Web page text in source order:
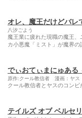
オレ、魔王だけどバレ
八汐ごよう
魔王業に疲れた現職の魔王
カ小悪魔「ミスト」が魔界
でぃおてぃまにゅある
原作:クール教信者 漫画：ヤス
クール教信者とヤスのコン
テイルズ オブ ベルセ